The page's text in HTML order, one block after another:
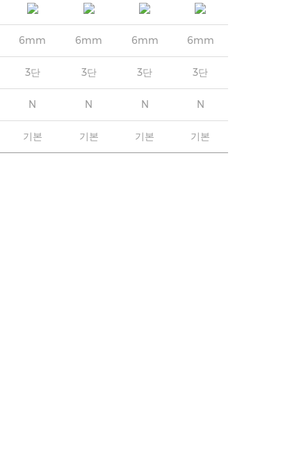
6mm 6mm 6mm 6mm
3단 3단 3단 3단
N N N N
기본 기본 기본 기본